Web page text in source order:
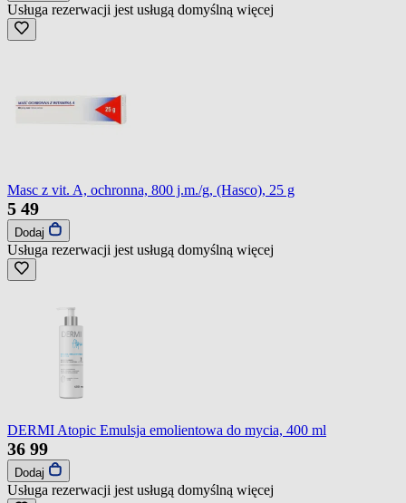
Usługa rezerwacji jest usługą domyślną więcej
Masc z vit. A, ochronna, 800 j.m./g, (Hasco), 25 g
5 49
Dodaj
Usługa rezerwacji jest usługą domyślną więcej
DERMI Atopic Emulsja emolientowa do mycia, 400 ml
36 99
Dodaj
Usługa rezerwacji jest usługą domyślną więcej